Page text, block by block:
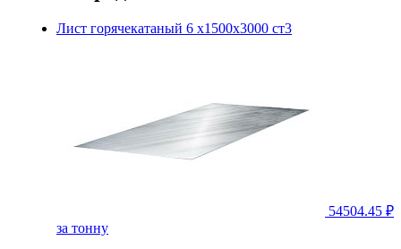
Лист горячекатаный 6 х1500х3000 ст3
54504.45 ₽
за тонну